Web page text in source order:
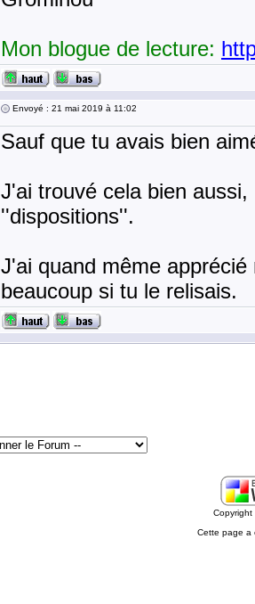
Mon blogue de lecture:
Envoyé : 21 mai 2019 à 11:02
Sauf que tu avais bien
J'ai trouvé cela bien
''dispositions''.
J'ai quand même
beaucoup si tu le relisais.
Cette page a